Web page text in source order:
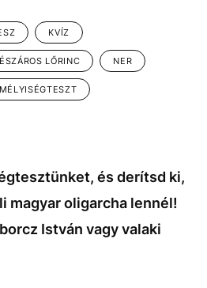
DESIGN
ARCOK
TÖRTÉNETEK
KVÍZ
LŐRINC NER
és derítsd ki,
magyar oligarcha lennél!
István vagy valaki